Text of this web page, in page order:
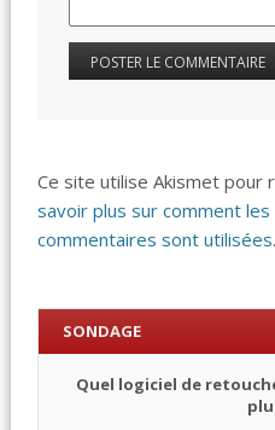
Ce site utilise Akismet pour
savoir plus sur comment
commentaires sont utilisées.
SONDAGE
Quel logiciel de